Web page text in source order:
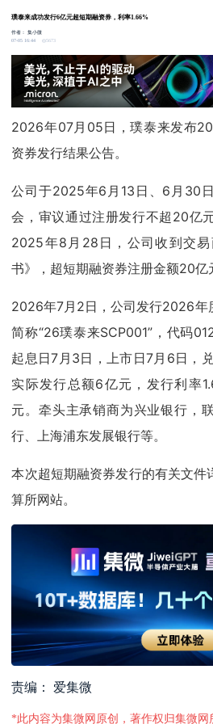
璞泰来成功发行6亿元超短期融资券，利率1.66%
作者：集小微
07-05 16:44
5673
2026年07月05日，璞泰来发布
资券发行结果公告。
公司于2025年6月13日、6月30
会，审议通过注册发行不超20亿
2025年8月28日，公司收到交
书》，超短期融资券注册金额20亿
2026年7月2日，公司发行2026年
简称“26璞泰来SCP001”，代码
起息日7月3日，上市日7月6日，
实际发行总额6亿元，发行利率
元。牵头主承销商为兴业银行，
行、上海浦东发展银行等。
本次超短期融资券发行的有关文件
算所网站。
责编： 爱集微
*此内容为集微网原创，著作权归集微网